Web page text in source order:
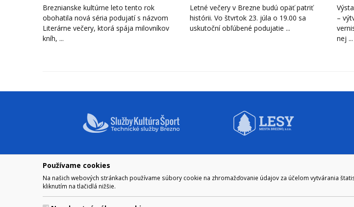
Používame cookies
Na našich webových stránkach používame súbory cookie na zhromažďovanie údajov za účelom vytvárania
kliknutím na tlačidlá nižšie.
Breznianske kultúrne leto tento rok
obohatila nová séria podujatí s názvom
Literárne večery, ktorá spája milovníkov
kníh, ...
Letné večery v Brezne budú opäť patriť
histórii. Vo štvrtok 23. júla o 19.00 sa
uskutoční obľúbené podujatie ...
–
nej ...
NAVIGÁCIA
Mesto Brezno
Samospráva
Kultúra a šport
OTVÁRACIE HODINY: